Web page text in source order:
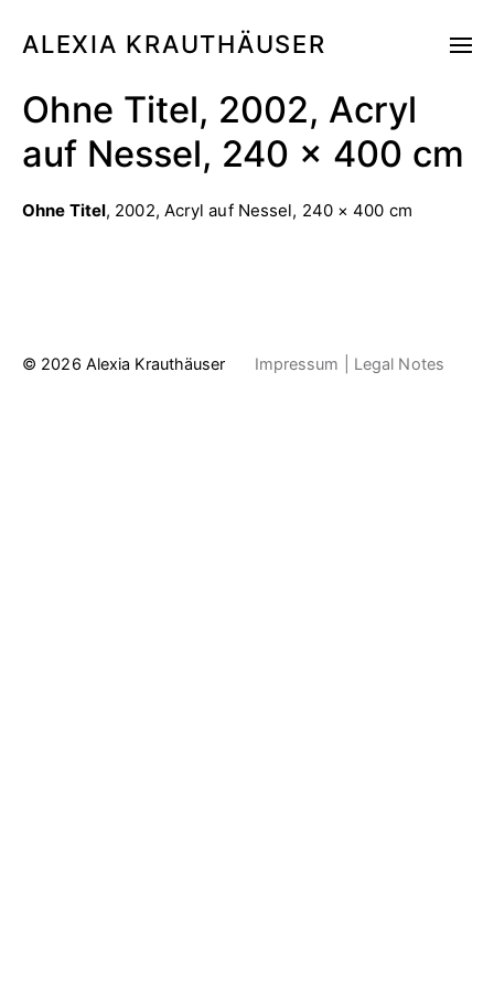
ALEXIA KRAUTHÄUSER
Ohne Titel, 2002, Acryl
auf Nessel, 240 × 400 cm
Ohne Titel, 2002, Acryl auf Nessel, 240 × 400 cm
© 2026 Alexia Krauthäuser Impressum | Legal Notes